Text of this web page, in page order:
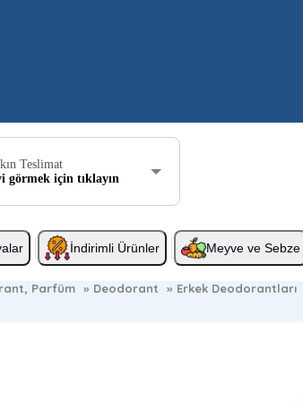
Teslimat
görmek için tıklayın
İndirimli Ürünler Meyve ve Sebze
Parfüm » Deodorant » Erkek Deodorantları